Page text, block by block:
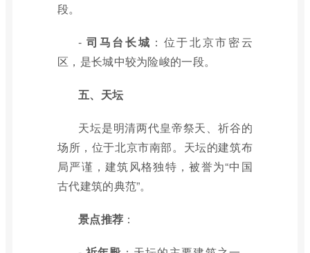
段。
- 司马台长城 ：位于北京市密云
区，是长城中较为险峻的一段。
五、天坛
天坛是明清两代皇帝祭天、祈谷的
场所，位于北京市南部。天坛的建筑布
局严谨，建筑风格独特，被誉为“中国
古代建筑的典范”。
景点推荐 ：